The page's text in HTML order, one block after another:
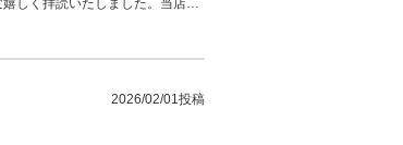
2026/02/01投稿